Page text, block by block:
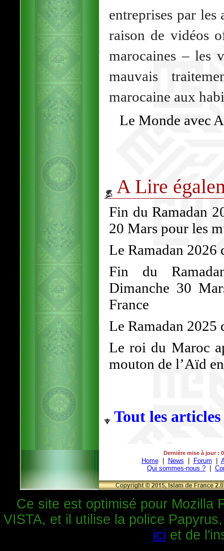
entreprises par les
raison de vidéos
marocaines – les
mauvais
marocaine aux
Le Monde avec
A Lire
Fin du Ramadan
20 Mars pour les
Le Ramadan 2026
Fin du
Dimanche 30
France
Le Ramadan 2025
Le roi du Maroc
mouton de l’Aïd
Tout les articles
Dernière mise à jour :
Home| News Forum
Qui sommes-nous ?
Ce site est optimisé pour Mozilla
VISTA, et il utilise la police
ici et de